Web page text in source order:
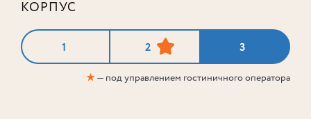
КОРПУС
1 2 3
★— под управлением гостиничного оператора